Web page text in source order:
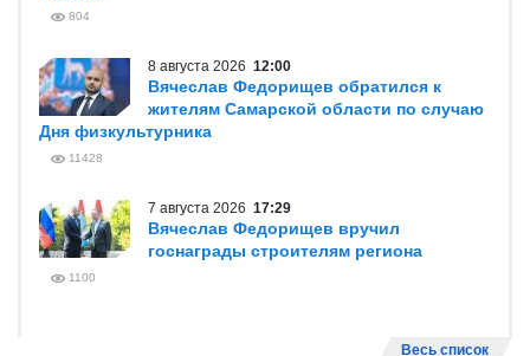
804
8 августа 2026 12:00
Вячеслав Федорищев обратился к
жителям Самарской области по случаю
Дня физкультурника
11428
7 августа 2026 17:29
Вячеслав Федорищев вручил
госнаграды строителям региона
1100
Весь список